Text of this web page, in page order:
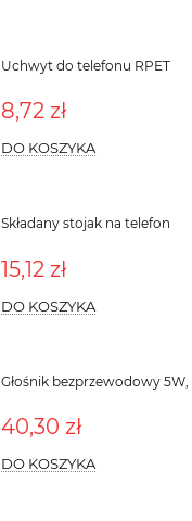
Uchwyt do telefonu RPET
8,72 zł
DO KOSZYKA
Składany stojak na telefon
15,12 zł
DO KOSZYKA
Głośnik bezprzewodowy
40,30 zł
DO KOSZYKA